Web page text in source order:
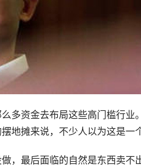
多资金去布局这些高门槛行业
地摊来说，不少人以为这是一
，最后面临的自然是东西卖